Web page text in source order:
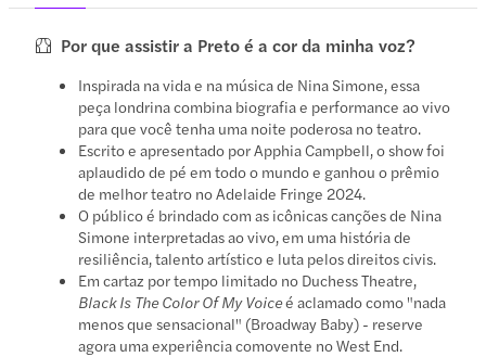
Por que assistir a Preto é a cor da minha voz?
Inspirada na vida e na música de Nina Simone, essa
peça londrina combina biografia e performance ao vivo
para que você tenha uma noite poderosa no teatro.
Escrito e apresentado por Apphia Campbell, o show foi
aplaudido de pé em todo o mundo e ganhou o prêmio
de melhor teatro no Adelaide Fringe 2024.
O público é brindado com as icônicas canções de Nina
Simone interpretadas ao vivo, em uma história de
resiliência, talento artístico e luta pelos direitos civis.
Em cartaz por tempo limitado no Duchess Theatre,
Black Is The Color Of My Voiceé aclamado como "nada
menos que sensacional" (Broadway Baby) - reserve
agora uma experiência comovente no West End.